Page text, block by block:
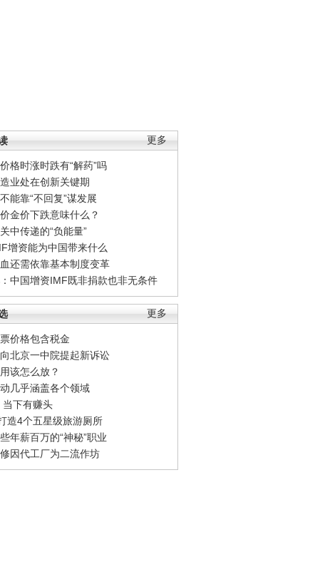
更多
格时涨时跌有“解药”吗
业处在创新关键期
能靠“不回复”谋发展
金价下跌意味什么？
中传递的“负能量”
增资能为中国带来什么
还需依靠基本制度变革
中国增资IMF既非捐款也非无条件
更多
价格包含税金
北京一中院提起新诉讼
该怎么放？
几乎涵盖各个领域
当下有赚头
造4个五星级旅游厕所
年薪百万的“神秘”职业
因代工厂为二流作坊